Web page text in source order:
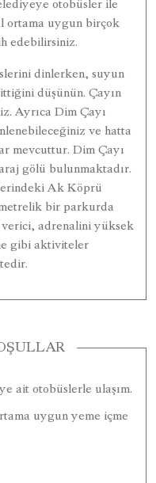
otobüsler ile
ortama uygun birçok
edebilirsiniz.
dinlerken, suyun
düşünün. Çayın
Ayrıca Dim Çayı
ve hatta
mevcuttur. Dim Çayı
gölü bulunmaktadır.
Ak Köprü
bir parkurda
adrenalini yüksek
gibi aktiviteler
ait otobüslerle ulaşım.
uygun yeme içme